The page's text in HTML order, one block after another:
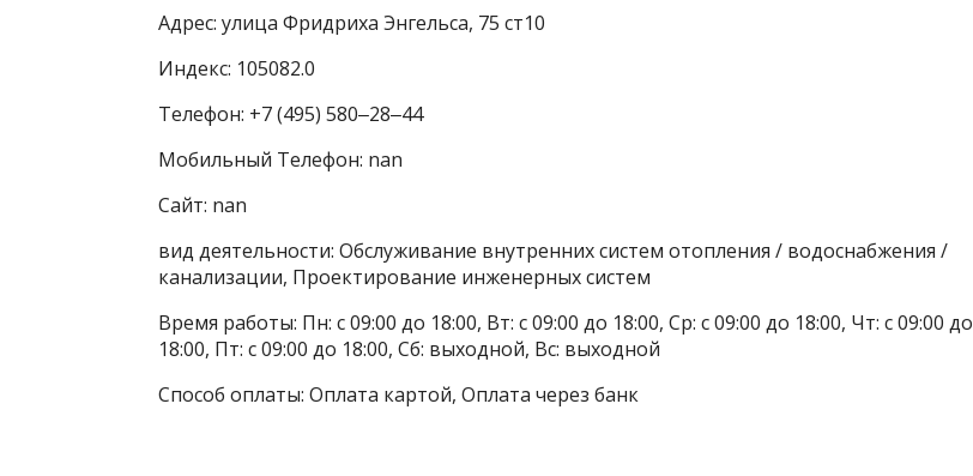
Адрес: улица Фридриха Энгельса, 75 ст10
Индекс: 105082.0
Телефон: +7 (495) 580‒28‒44
Мобильный Телефон: nan
Сайт: nan
вид деятельности: Обслуживание внутренних систем отопления / водоснабжения /
канализации, Проектирование инженерных систем
Время работы: Пн: с 09:00 до 18:00, Вт: с 09:00 до 18:00, Ср: с 09:00 до 18:00, Чт: с 09:00 до
18:00, Пт: с 09:00 до 18:00, Сб: выходной, Вс: выходной
Способ оплаты: Оплата картой, Оплата через банк